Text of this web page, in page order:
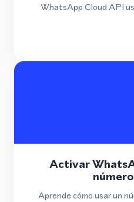
WhatsApp Cloud API
Activar
Aprende cómo usar un